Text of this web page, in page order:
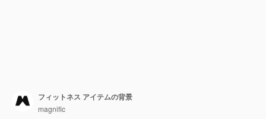
フィットネス アイテムの背景
magnific